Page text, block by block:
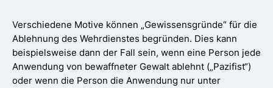
Verschiedene Motive können „Gewissensgründe“ für die
Ablehnung des Wehrdienstes begründen. Dies kann
beispielsweise dann der Fall sein, wenn eine Person jede
Anwendung von bewaffneter Gewalt ablehnt („Pazifist“)
oder wenn die Person die Anwendung nur unter